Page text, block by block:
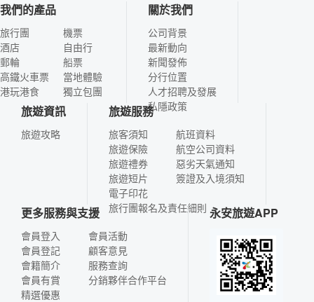
我們的產品
旅行團
酒店
郵輪
高鐵火車票
港玩港食
機票
自由行
船票
當地體驗
獨立包團
關於我們
公司背景
最新動向
新聞發佈
分行位置
人才招聘及發展
私隱政策
旅遊資訊
旅遊攻略
旅遊服務
旅客須知
旅遊保險
旅遊禮券
旅遊短片
電子印花
航班資料
航空公司資料
惡劣天氣通知
簽證及入境須知
旅行團報名及責任細則
更多服務與支援
會員登入
會員登記
會籍簡介
會員有賞
精選優惠
會員活動
顧客意見
服務查詢
分銷夥伴合作平台
永安旅遊APP